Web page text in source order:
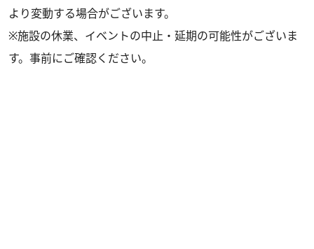
より変動する場合がございます。
※施設の休業、イベントの中止・延期の可能性がございま
す。事前にご確認ください。